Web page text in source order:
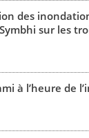
des
sur les
à l’heure de